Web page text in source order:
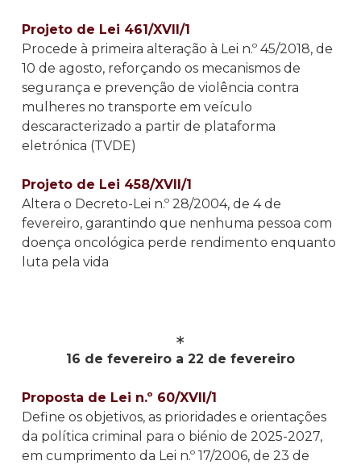
Projeto de Lei 461/XVII/1
Procede à primeira alteração à Lei n.º 45/2018, de
10 de agosto, reforçando os mecanismos de
segurança e prevenção de violência contra
mulheres no transporte em veículo
descaracterizado a partir de plataforma
eletrónica (TVDE)
Projeto de Lei 458/XVII/1
Altera o Decreto-Lei n.º 28/2004, de 4 de
fevereiro, garantindo que nenhuma pessoa com
doença oncológica perde rendimento enquanto
luta pela vida
∗
16 de fevereiro a 22 de fevereiro
Proposta de Lei n.º 60/XVII/1
Define os objetivos, as prioridades e orientações
da política criminal para o biénio de 2025-2027,
em cumprimento da Lei n.º 17/2006, de 23 de